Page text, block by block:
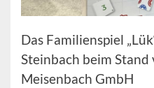
Das Familienspiel
Steinbach beim
Meisenbach GmbH